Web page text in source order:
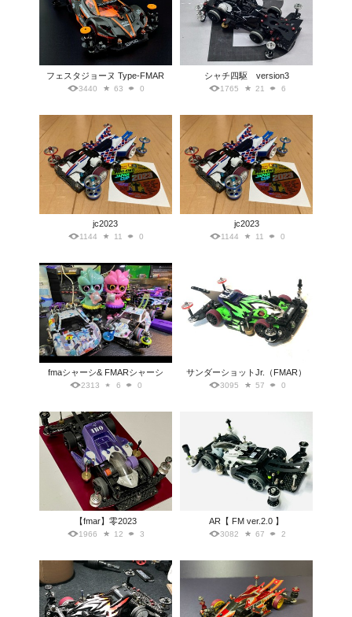
フェスタジョーヌ Type-FMAR
3440 63 0
シャチ四駆 version3
1765 21 6
jc2023
1144 11 0
jc2023
1144 11 0
fmaシャーシ& FMARシャーシ
2313 6 0
サンダーショットJr.（FMAR）
3095 57 0
【fmar】零2023
1966 12 3
AR【 FM ver.2.0 】
3082 67 2